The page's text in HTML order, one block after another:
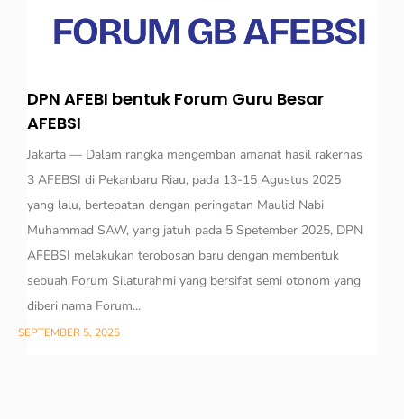
DPN AFEBI bentuk Forum Guru Besar
AFEBSI
Jakarta — Dalam rangka mengemban amanat hasil rakernas
3 AFEBSI di Pekanbaru Riau, pada 13-15 Agustus 2025
yang lalu, bertepatan dengan peringatan Maulid Nabi
Muhammad SAW, yang jatuh pada 5 Spetember 2025, DPN
AFEBSI melakukan terobosan baru dengan membentuk
sebuah Forum Silaturahmi yang bersifat semi otonom yang
diberi nama Forum...
SEPTEMBER 5, 2025